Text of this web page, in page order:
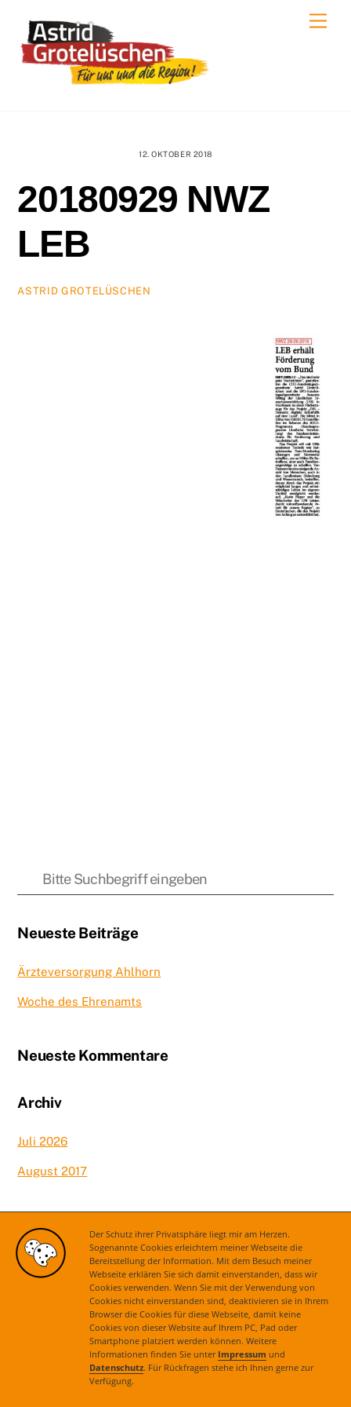
Der Schutz ihrer Privatsphäre liegt mir am Herzen.
Sogenannte Cookies erleichtern meiner Webseite die
Bereitstellung der Information. Mit dem Besuch meiner
Webseite erklären Sie sich damit einverstanden, dass wir
Cookies verwenden. Wenn Sie mit der Verwendung von
Cookies nicht einverstanden sind, deaktivieren sie in Ihrem
Browser die Cookies für diese Webseite, damit keine
Cookies von dieser Website auf Ihrem PC, Pad oder
Smartphone platziert werden können. Weitere
Informationen finden Sie unter Impressum und
Datenschutz. Für Rückfragen stehe ich Ihnen gerne zur
Verfügung.
content
12. OKTOBER 2018
20180929 NWZ
LEB
ASTRID GROTELÜSCHEN
Neueste Beiträge
Ärzteversorgung Ahlhorn
Woche des Ehrenamts
Neueste Kommentare
Archiv
Juli 2026
August 2017
Kategorien
Aktuelles